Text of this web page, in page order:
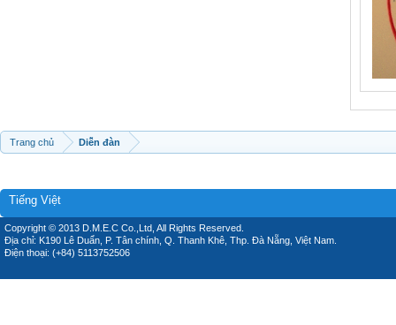
Trang chủ Diễn đàn
Tiếng Việt
Copyright © 2013 D.M.E.C Co.,Ltd, All Rights Reserved.
Địa chỉ: K190 Lê Duẩn, P. Tân chính, Q. Thanh Khê, Thp. Đà Nẵng, Việt Nam.
Điện thoại: (+84) 5113752506